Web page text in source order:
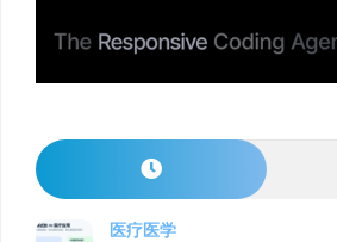
医疗医学